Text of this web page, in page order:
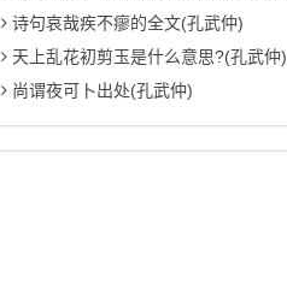
诗句哀哉疾不瘳的全文(孔武仲)
天上乱花初剪玉是什么意思?(孔武仲)
尚谓夜可卜出处(孔武仲)